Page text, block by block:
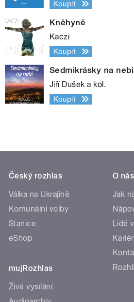
Koupit
Kněhyně
Kaczi
Koupit
Sedmikrásky na nebi
Jiří Dušek a kol.
Koupit
Český rozhlas
Válka na Ukrajině
Komunální volby
Stanice
eShop
mujRozhlas
Živé vysílání
O nás
Jak
Lidé